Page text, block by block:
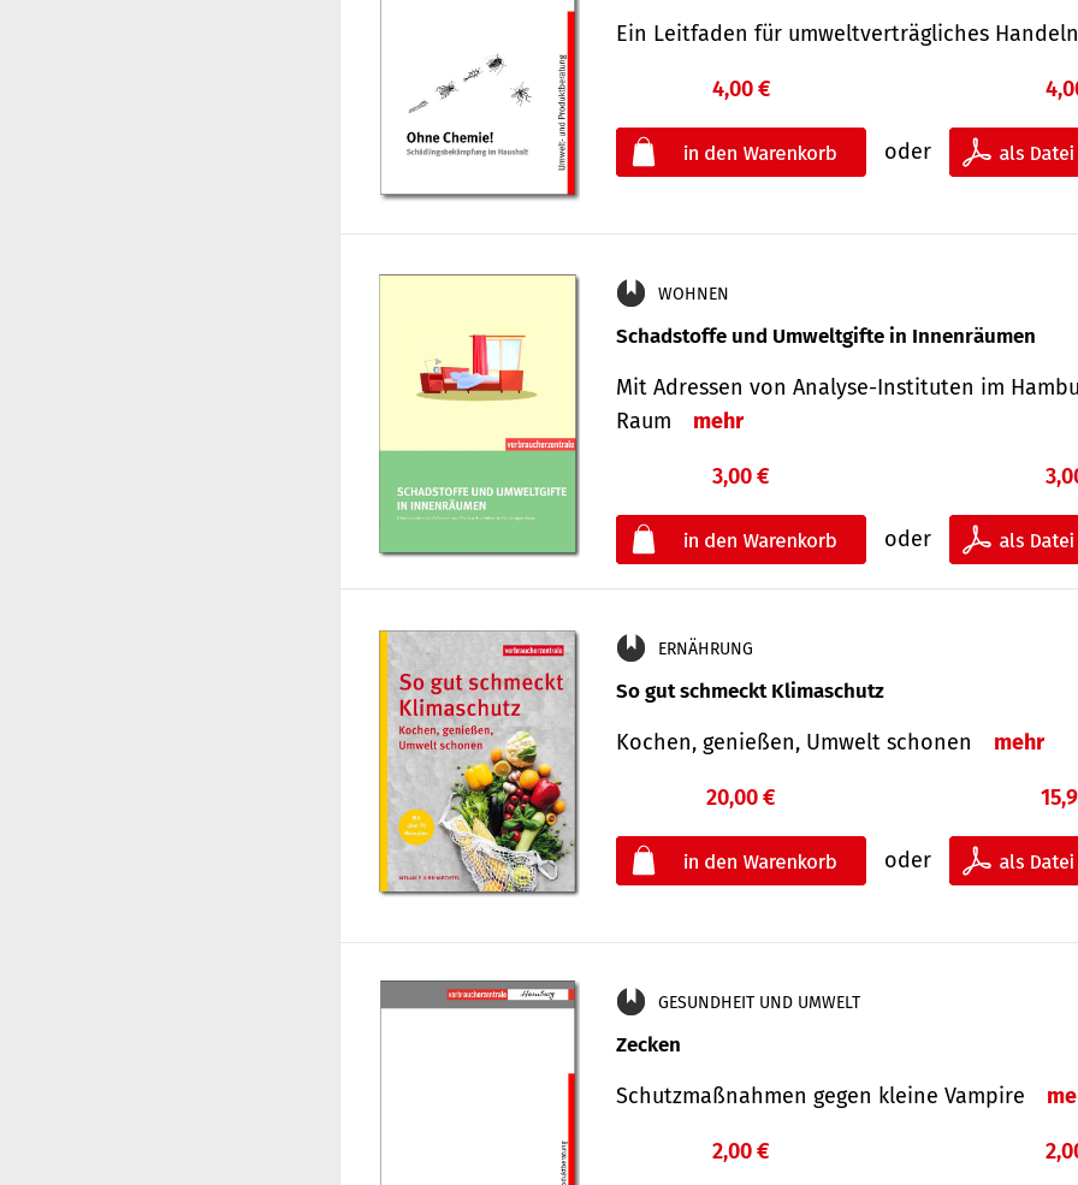
Ein Leitfaden für um­welt­ver­träg­liches Han­deln
4,00 €
oder
WOHNEN
Schadstoffe und Umweltgifte in Innenräumen
Mit Adressen von Analyse-Insti­tuten im
Raum
mehr
3,00 €
oder
ERNÄHRUNG
So gut schmeckt Klimaschutz
Kochen, genießen, Umwelt schonen mehr
20,00 €
oder
GESUNDHEIT UND UMWELT
Zecken
Schutz­maß­nahmen gegen kleine Vampire
2,00 €